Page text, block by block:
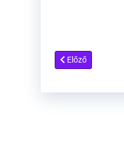
Előző cikk:
Előző